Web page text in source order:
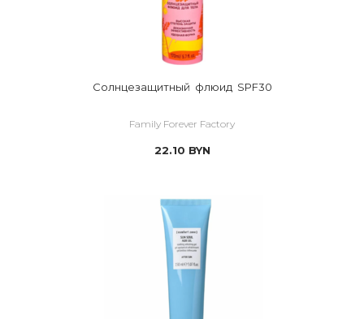
Солнцезащитный флюид SPF30
Family Forever Factory
22.10 BYN